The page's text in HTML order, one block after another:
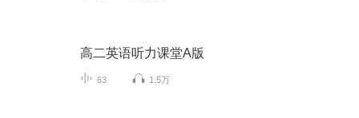
高二英语听力课堂A版
63 1.5万